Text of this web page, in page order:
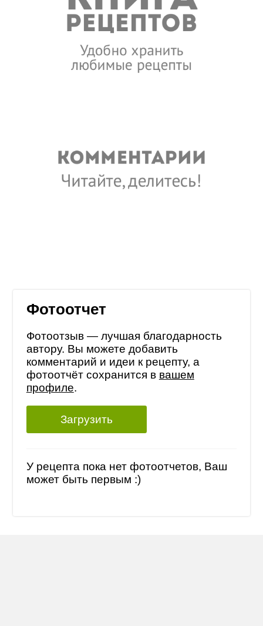
Фотоотчет
Фотоотзыв — лучшая благодарность
автору. Вы можете добавить
комментарий и идеи к рецепту, а
фотоотчёт сохранится в вашем
профиле.
Загрузить
У рецепта пока нет фотоотчетов, Ваш
может быть первым :)